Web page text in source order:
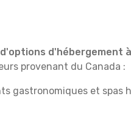
d'hébergement à
provenant du Canada :
gastronomiques et spas